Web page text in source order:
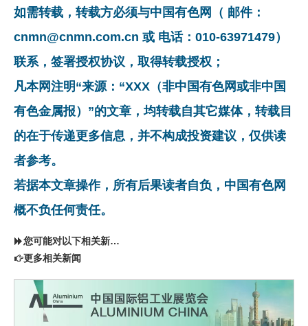
如需转载，转载方必须与中国有色网（ 邮件：
cnmn@cnmn.com.cn 或 电话：010-63971479）
联系，签署授权协议，取得转载授权；
凡本网注明“来源：“XXX（非中国有色网或非中国
有色金属报）”的文章，均转载自其它媒体，转载目
的在于传递更多信息，并不构成投资建议，仅供读
者参考。
若据本文章操作，所有后果读者自负，中国有色网
概不负任何责任。
您可能对以下相关新闻同样感兴趣
更多相关新闻